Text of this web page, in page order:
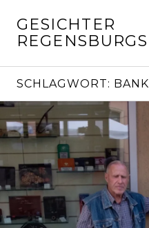
zum
Inhalt
GESICHTER
REGENSBURGS
SCHLAGWORT: BANK